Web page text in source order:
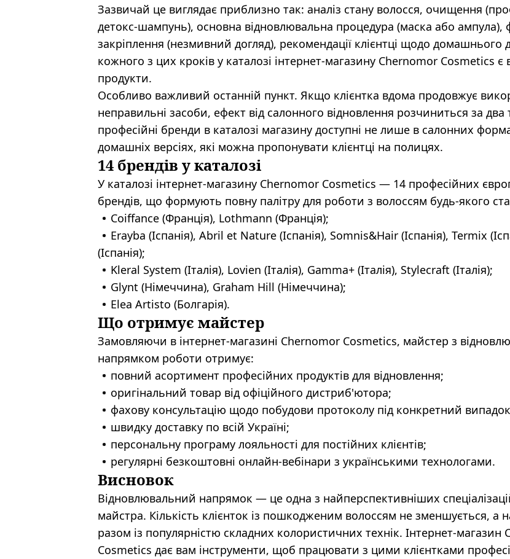
Зазвичай це виглядає приблизно так: аналіз стану волосся, очищення
детокс-шампунь), основна відновлювальна процедура (маска або ампула),
закріплення (незмивний догляд), рекомендації клієнтці щодо домашнього
кожного з цих кроків у каталозі інтернет-магазину Chernomor Cosmetics є
продукти.
Особливо важливий останній пункт. Якщо клієнтка вдома продовжує
неправильні засоби, ефект від салонного відновлення розчиниться за два
професійні бренди в каталозі магазину доступні не лише в салонних
домашніх версіях, які можна пропонувати клієнтці на полицях.
14 брендів у каталозі
У каталозі інтернет-магазину Chernomor Cosmetics — 14 професійних
брендів, що формують повну палітру для роботи з волоссям будь-якого
Coiffance (Франція), Lothmann (Франція);
Erayba (Іспанія), Abril et Nature (Іспанія), Somnis&Hair (Іспанія), Termix
(Іспанія);
Kleral System (Італія), Lovien (Італія), Gamma+ (Італія), Stylecraft (Італія);
Glynt (Німеччина), Graham Hill (Німеччина);
Elea Artisto (Болгарія).
Що отримує майстер
Замовляючи в інтернет-магазині Chernomor Cosmetics, майстер з
напрямком роботи отримує:
повний асортимент професійних продуктів для відновлення;
оригінальний товар від офіційного дистриб'ютора;
фахову консультацію щодо побудови протоколу під конкретний
швидку доставку по всій Україні;
персональну програму лояльності для постійних клієнтів;
регулярні безкоштовні онлайн-вебінари з українськими технологами.
Висновок
Відновлювальний напрямок — це одна з найперспективніших
майстра. Кількість клієнток із пошкодженим волоссям не зменшується, а
разом із популярністю складних колористичних технік. Інтернет-магазин
Cosmetics дає вам інструменти, щоб працювати з цими клієнтками